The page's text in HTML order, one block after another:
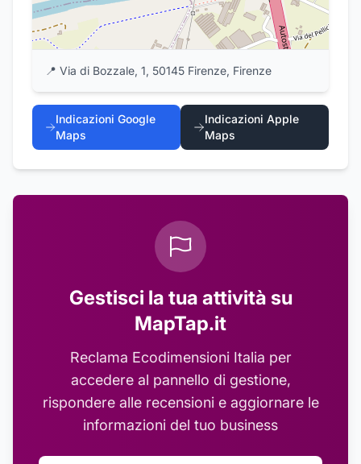
📍 Via di Bozzale, 1, 50145 Firenze, Firenze
Indicazioni Google
Maps
Indicazioni Apple
Maps
Gestisci la tua attività su
MapTap.it
Reclama Ecodimensioni Italia per
accedere al pannello di gestione,
rispondere alle recensioni e aggiornare le
informazioni del tuo business